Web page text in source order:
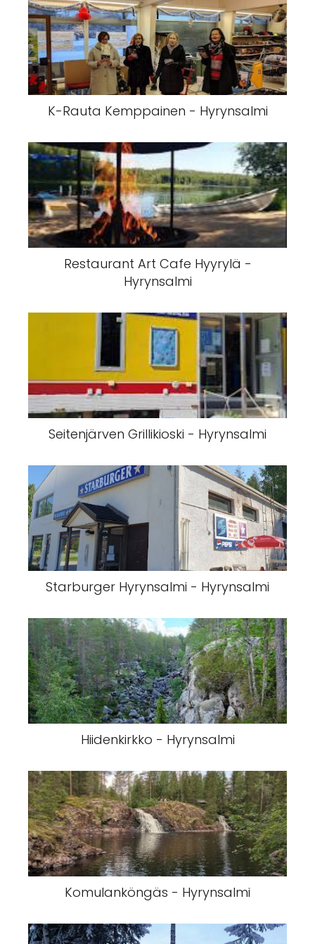
K-Rauta Kemppainen - Hyrynsalmi
Restaurant Art Cafe Hyyrylä -
Hyrynsalmi
Seitenjärven Grillikioski - Hyrynsalmi
Starburger Hyrynsalmi - Hyrynsalmi
Hiidenkirkko - Hyrynsalmi
Komulanköngäs - Hyrynsalmi